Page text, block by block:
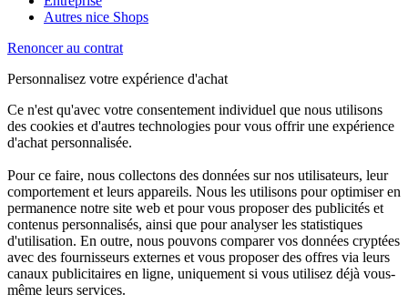
Autres nice Shops
Renoncer au contrat
Personnalisez votre expérience d'achat
Ce n'est qu'avec votre consentement individuel que nous utilisons
des cookies et d'autres technologies pour vous offrir une expérience
d'achat personnalisée.
Pour ce faire, nous collectons des données sur nos utilisateurs, leur
comportement et leurs appareils. Nous les utilisons pour optimiser en
permanence notre site web et pour vous proposer des publicités et
contenus personnalisés, ainsi que pour analyser les statistiques
d'utilisation. En outre, nous pouvons comparer vos données cryptées
avec des fournisseurs externes et vous proposer des offres via leurs
canaux publicitaires en ligne, uniquement si vous utilisez déjà vous-
même leurs services.